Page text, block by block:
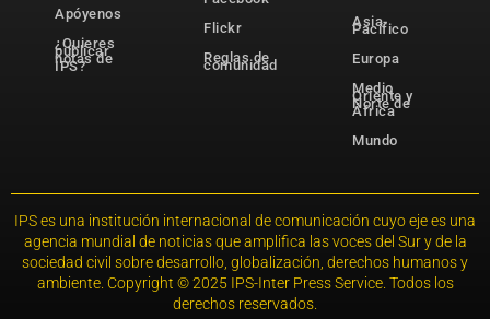
Apóyenos
¿Quieres
publicar
notas de
IPS?
Flickr
Reglas de
comunidad
Asia-
Pacífico
Europa
Medio
Oriente y
Norte de
África
Mundo
IPS es una institución internacional de comunicación cuyo eje es una
agencia mundial de noticias que amplifica las voces del Sur y de la
sociedad civil sobre desarrollo, globalización, derechos humanos y
ambiente. Copyright © 2025 IPS-Inter Press Service. Todos los
derechos reservados.